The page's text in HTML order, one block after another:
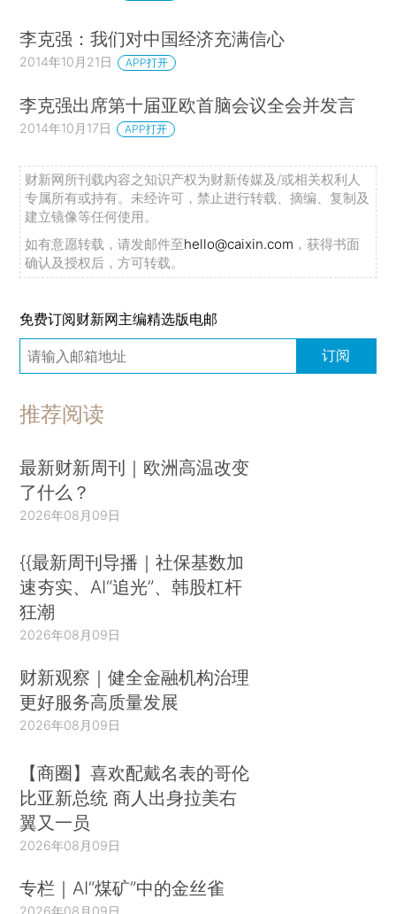
李克强：我们对中国经济充满信心
2014年10月21日 APP打开
李克强出席第十届亚欧首脑会议全会并发言
2014年10月17日 APP打开
财新网所刊载内容之知识产权为财新传媒及/或相关权利人
专属所有或持有。未经许可，禁止进行转载、摘编、复制及
建立镜像等任何使用。
如有意愿转载，请发邮件至hello@caixin.com ，获得书面
确认及授权后，方可转载。
免费订阅财新网主编精选版电邮
订阅
推荐阅读
最新财新周刊｜欧洲高温改变
了什么？
2026年08月09日
{{最新周刊导播｜社保基数加
速夯实、AI“追光”、韩股杠杆
狂潮
2026年08月09日
财新观察｜健全金融机构治理
更好服务高质量发展
2026年08月09日
【商圈】喜欢配戴名表的哥伦
比亚新总统 商人出身拉美右
翼又一员
2026年08月09日
专栏｜AI“煤矿”中的金丝雀
2026年08月09日